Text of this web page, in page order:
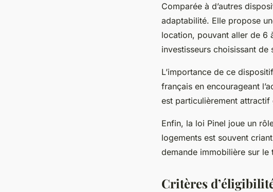
Comparée à d’autres
adaptabilité. Elle propose
location, pouvant aller de 6
investisseurs choisissant de
L’importance de ce
français en encourageant
est particulièrement
Enfin, la loi Pinel joue un
logements est souvent
demande immobilière sur le
Critères